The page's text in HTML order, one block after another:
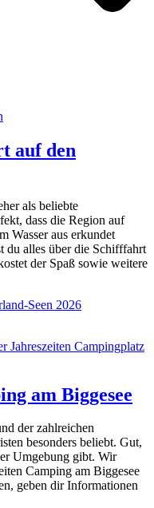
auf den
als beliebte
dass die Region auf
Wasser aus erkundet
du alles über die Schifffahrt
der Spaß sowie weitere
Seen 2026
am Biggesee
der zahlreichen
besonders beliebt. Gut,
Umgebung gibt. Wir
Camping am Biggesee
geben dir Informationen